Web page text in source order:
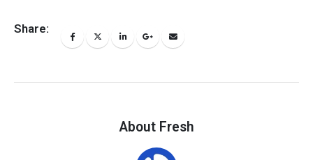
Share:
About Fresh